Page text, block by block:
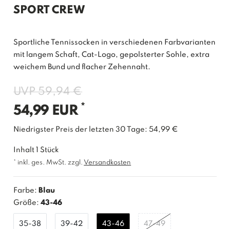
SPORT CREW
Sportliche Tennissocken in verschiedenen Farbvarianten
mit langem Schaft, Cat-Logo, gepolsterter Sohle, extra
weichem Bund und flacher Zehennaht.
UVP 59,94 €
54,99 EUR *
Niedrigster Preis der letzten 30 Tage: 54,99 €
Inhalt1Stück
* inkl. ges. MwSt. zzgl. Versandkosten
Farbe: Blau
Größe: 43-46
35-38 39-42 43-46 47-49